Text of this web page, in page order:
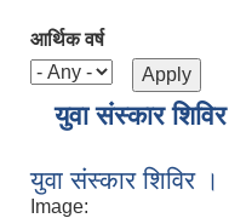
आर्थिक वर्ष
युवा संस्कार
युवा संस्कार शिविर ।
Image: